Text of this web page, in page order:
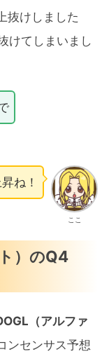
抜けしました
けてしまいまし
ここ
ね！
）のQ4
（アルファ
ンセンサス予想